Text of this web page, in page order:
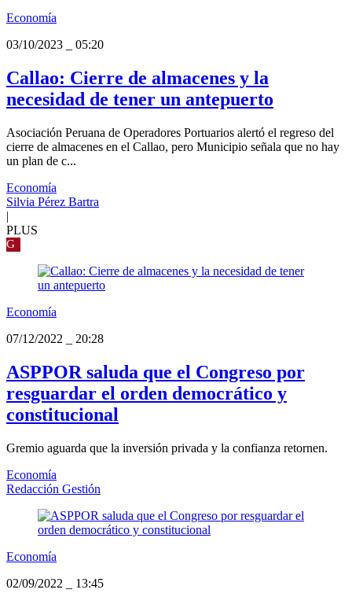
Economía
03/10/2023
05:20
Callao: Cierre de almacenes y la
necesidad de tener un antepuerto
Asociación Peruana de Operadores Portuarios alertó el regreso del
cierre de almacenes en el Callao, pero Municipio señala que no hay
un plan de c...
Economía
Silvia Pérez Bartra
|
PLUS
G
Economía
07/12/2022
20:28
ASPPOR saluda que el Congreso por
resguardar el orden democrático y
constitucional
Gremio aguarda que la inversión privada y la confianza retornen.
Economía
Redacción Gestión
Economía
02/09/2022
13:45